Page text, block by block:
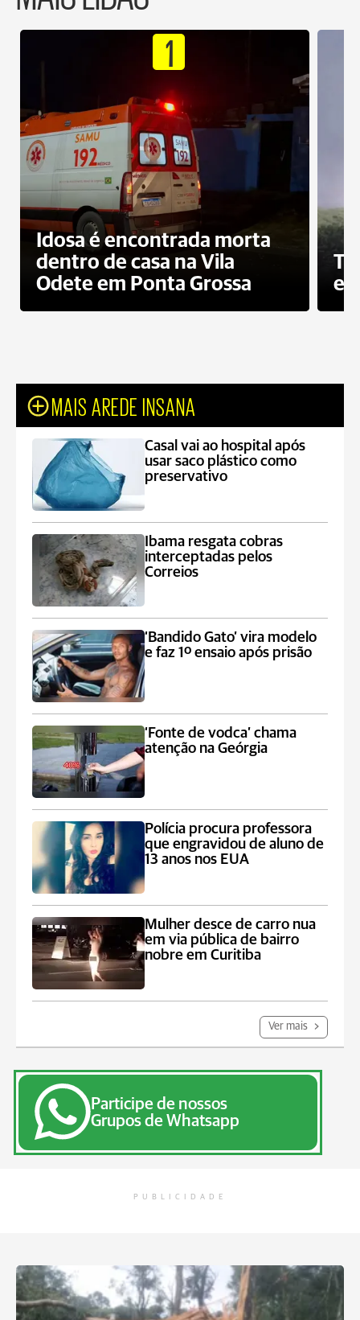
1
Idosa é encontrada morta
dentro de casa na Vila
Odete em Ponta Grossa
e
MAIS AREDE INSANA
Casal vai ao hospital após
usar saco plástico como
preservativo
Ibama resgata cobras
interceptadas pelos
Correios
‘Bandido Gato’ vira modelo
e faz 1º ensaio após prisão
‘Fonte de vodca’ chama
atenção na Geórgia
Polícia procura professora
que engravidou de aluno de
13 anos nos EUA
Mulher desce de carro nua
em via pública de bairro
nobre em Curitiba
Ver mais
Participe de nossos
Grupos de Whatsapp
PUBLICIDADE